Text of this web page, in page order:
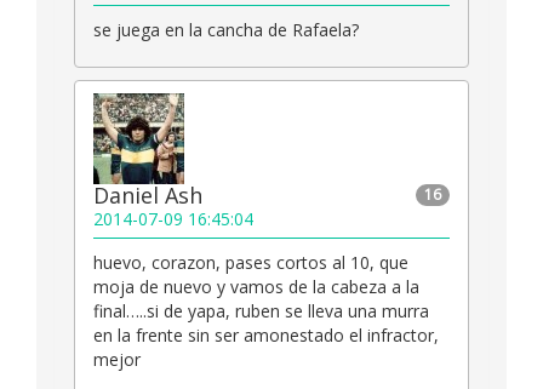
se juega en la cancha de Rafaela?
16
Daniel Ash
2014-07-09 16:45:04
huevo, corazon, pases cortos al 10, que
moja de nuevo y vamos de la cabeza a la
final…..si de yapa, ruben se lleva una murra
en la frente sin ser amonestado el infractor,
mejor